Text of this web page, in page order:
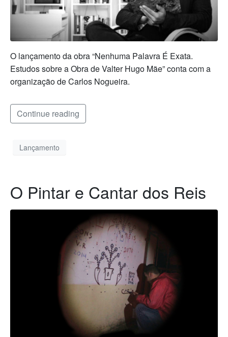
O lançamento da obra “Nenhuma Palavra É Exata.
Estudos sobre a Obra de Valter Hugo Mãe” conta com a
organização de Carlos Nogueira.
Continue reading
Lançamento
O Pintar e Cantar dos Reis